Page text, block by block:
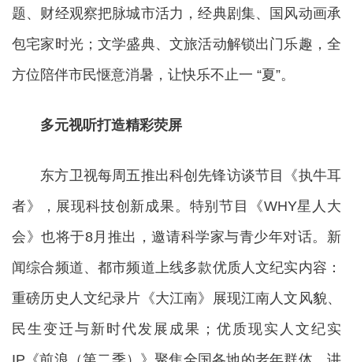
题、财经观察把脉城市活力，经典剧集、国风动画承
包宅家时光；文学盛典、文旅活动解锁出门乐趣，全
方位陪伴市民惬意消暑，让快乐不止一 “夏”。
多元视听打造精彩荧屏
东方卫视每周五推出科创先锋访谈节目《执牛耳
者》，展现科技创新成果。特别节目《WHY星人大
会》也将于8月推出，邀请科学家与青少年对话。新
闻综合频道、都市频道上线多款优质人文纪实内容：
重磅历史人文纪录片《大江南》展现江南人文风貌、
民生变迁与新时代发展成果；优质现实人文纪实